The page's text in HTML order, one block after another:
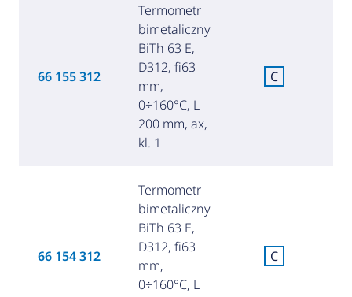
66 155 312
Termometr
bimetaliczny
BiTh 63 E,
D312, fi63
mm,
0÷160°C, L
200 mm, ax,
kl. 1
C
66 154 312
Termometr
bimetaliczny
BiTh 63 E,
D312, fi63
mm,
0÷160°C, L
C